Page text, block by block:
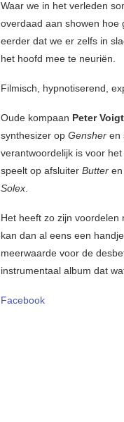
Waar we in het verleden
overdaad aan showen hoe
eerder dat we er zelfs in
het hoofd mee te neuriën.
Filmisch, hypnotiserend,
Oude kompaan Peter
synthesizer op Gensher en
verantwoordelijk is voor
speelt op afsluiter Butter en
Solex.
Het heeft zo zijn voordelen
kan dan al eens een
meerwaarde voor de
instrumentaal album dat
Facebook